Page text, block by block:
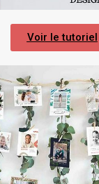
Voir le tutoriel